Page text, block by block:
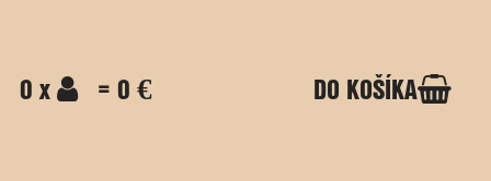
0 x = 0 € DO KOŠÍKA